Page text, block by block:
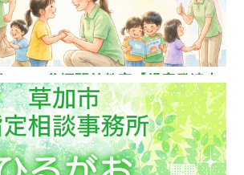
Duo谷塚駅前教室【児童発達支